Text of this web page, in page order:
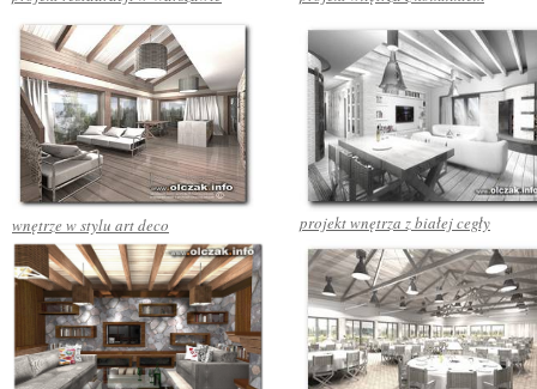
wnętrze w stylu art deco projekt wnętrza z białej cegły